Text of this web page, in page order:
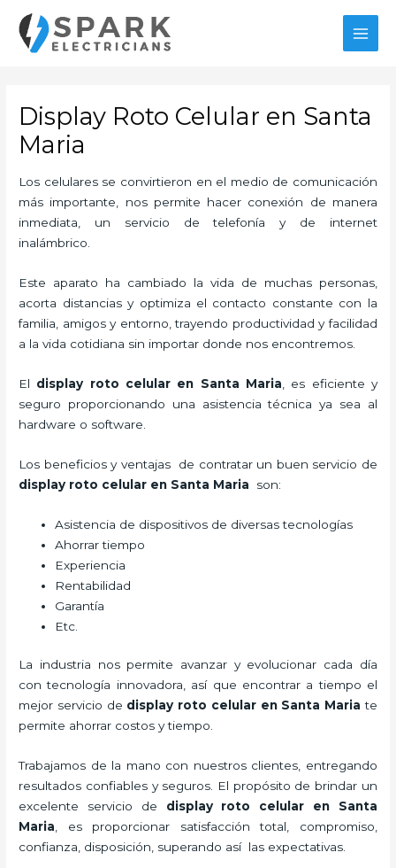
contenido
Display Roto Celular en Santa
Maria
Los celulares se convirtieron en el medio de comunicación
más importante, nos permite hacer conexión de manera
inmediata, un servicio de telefonía y de internet
inalámbrico.
Este aparato ha cambiado la vida de muchas personas,
acorta distancias y optimiza el contacto constante con la
familia, amigos y entorno, trayendo productividad y facilidad
a la vida cotidiana sin importar donde nos encontremos.
El display roto celular en Santa Maria , es eficiente y
seguro proporcionando una asistencia técnica ya sea al
hardware o software.
Los beneficios y ventajas de contratar un buen servicio de
display roto celular en Santa Maria son:
Asistencia de dispositivos de diversas tecnologías
Ahorrar tiempo
Experiencia
Rentabilidad
Garantía
Etc.
La industria nos permite avanzar y evolucionar cada día
con tecnología innovadora, así que encontrar a tiempo el
mejor servicio de display roto celular en Santa Maria te
permite ahorrar costos y tiempo.
Trabajamos de la mano con nuestros clientes, entregando
resultados confiables y seguros. El propósito de brindar un
excelente servicio de display roto celular en Santa
Maria , es proporcionar satisfacción total, compromiso,
confianza, disposición, superando así las expectativas.